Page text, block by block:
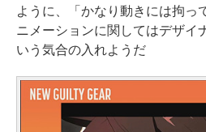
ように、「かなり動きには拘っ
ニメーションに関してはデザイ
いう気合の入れようだ